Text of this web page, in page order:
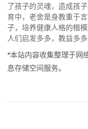
了孩子的灵魂，造成孩
育中，老舍是身教重于
子，培养健康人格的楷
人们启发多多，教益多多
*本站内容收集整理于网
息存储空间服务。